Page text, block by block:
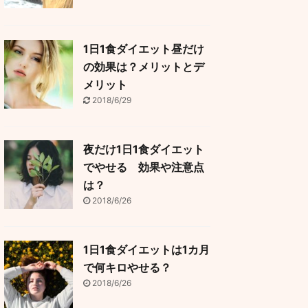
1日1食ダイエット昼だけ
の効果は？メリットとデ
メリット
2018/6/29
夜だけ1日1食ダイエット
でやせる 効果や注意点
は？
2018/6/26
1日1食ダイエットは1カ月
で何キロやせる？
2018/6/26